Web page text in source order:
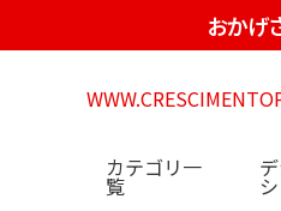
おかげ
カテゴリ一
覧 シ